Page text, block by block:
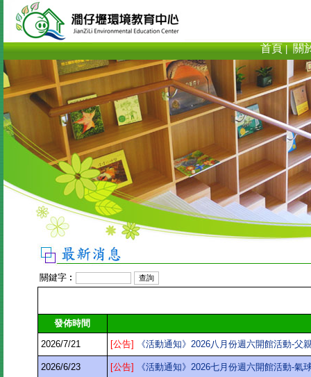
首頁| 關
關鍵字︰
發佈時間
2026/7/21
[公告] 《活動通知》2026八月份週六開館活動-父
2026/6/23 [公告] 《活動通知》2026七月份週六開館活動-氣